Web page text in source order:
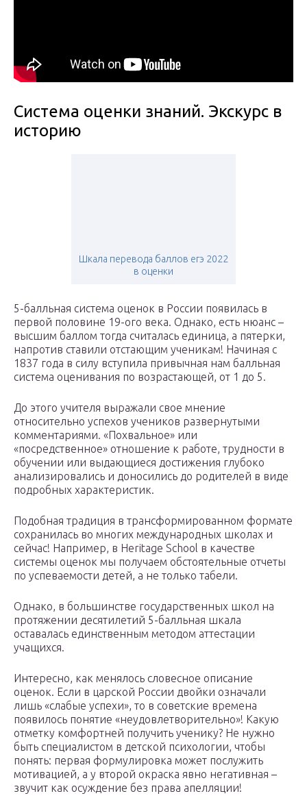
Система оценки знаний. Экскурс в
историю
Шкала перевода баллов егэ 2022
в оценки
5-балльная система оценок в России появилась в
первой половине 19-ого века. Однако, есть нюанс –
высшим баллом тогда считалась единица, а пятерки,
напротив ставили отстающим ученикам! Начиная с
1837 года в силу вступила привычная нам балльная
система оценивания по возрастающей, от 1 до 5.
До этого учителя выражали свое мнение
относительно успехов учеников развернутыми
комментариями. «Похвальное» или
«посредственное» отношение к работе, трудности в
обучении или выдающиеся достижения глубоко
анализировались и доносились до родителей в виде
подробных характеристик.
Подобная традиция в трансформированном формате
сохранилась во многих международных школах и
сейчас! Например, в Heritage School в качестве
системы оценок мы получаем обстоятельные отчеты
по успеваемости детей, а не только табели.
Однако, в большинстве государственных школ на
протяжении десятилетий 5-балльная шкала
оставалась единственным методом аттестации
учащихся.
Интересно, как менялось словесное описание
оценок. Если в царской России двойки означали
лишь «слабые успехи», то в советские времена
появилось понятие «неудовлетворительно»! Какую
отметку комфортней получить ученику? Не нужно
быть специалистом в детской психологии, чтобы
понять: первая формулировка может послужить
мотивацией, а у второй окраска явно негативная –
звучит как осуждение без права апелляции!